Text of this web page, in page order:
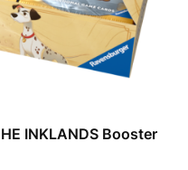
INKLANDS Booster